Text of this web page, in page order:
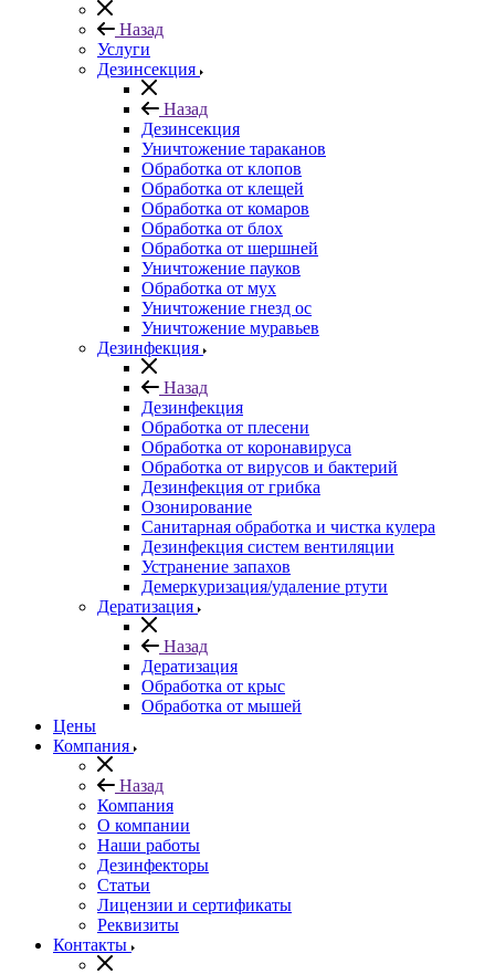
Назад
Услуги
Дезинсекция
Назад
Дезинсекция
Уничтожение тараканов
Обработка от клопов
Обработка от клещей
Обработка от комаров
Обработка от блох
Обработка от шершней
Уничтожение пауков
Обработка от мух
Уничтожение гнезд ос
Уничтожение муравьев
Дезинфекция
Назад
Дезинфекция
Обработка от плесени
Обработка от коронавируса
Обработка от вирусов и бактерий
Дезинфекция от грибка
Озонирование
Санитарная обработка и чистка кулера
Дезинфекция систем вентиляции
Устранение запахов
Демеркуризация/удаление ртути
Дератизация
Назад
Дератизация
Обработка от крыс
Обработка от мышей
Цены
Компания
Назад
Компания
О компании
Наши работы
Дезинфекторы
Статьи
Лицензии и сертификаты
Реквизиты
Контакты